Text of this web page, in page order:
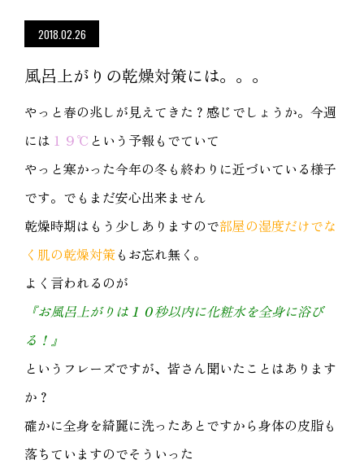
2018.02.26
風呂上がりの乾燥対策には。。。
やっと春の兆しが見えてきた？感じでしょうか。今週
には １９℃ という予報もでていて
やっと寒かった今年の冬も終わりに近づいている様子
です。でもまだ安心出来ません
乾燥時期はもう少しありますので部屋の湿度だけでな
く肌の乾燥対策もお忘れ無く。
よく言われるのが
『お風呂上がりは１０秒以内に化粧水を全身に浴び
る！』
というフレーズですが、皆さん聞いたことはあります
か？
確かに全身を綺麗に洗ったあとですから身体の皮脂も
落ちていますのでそういった